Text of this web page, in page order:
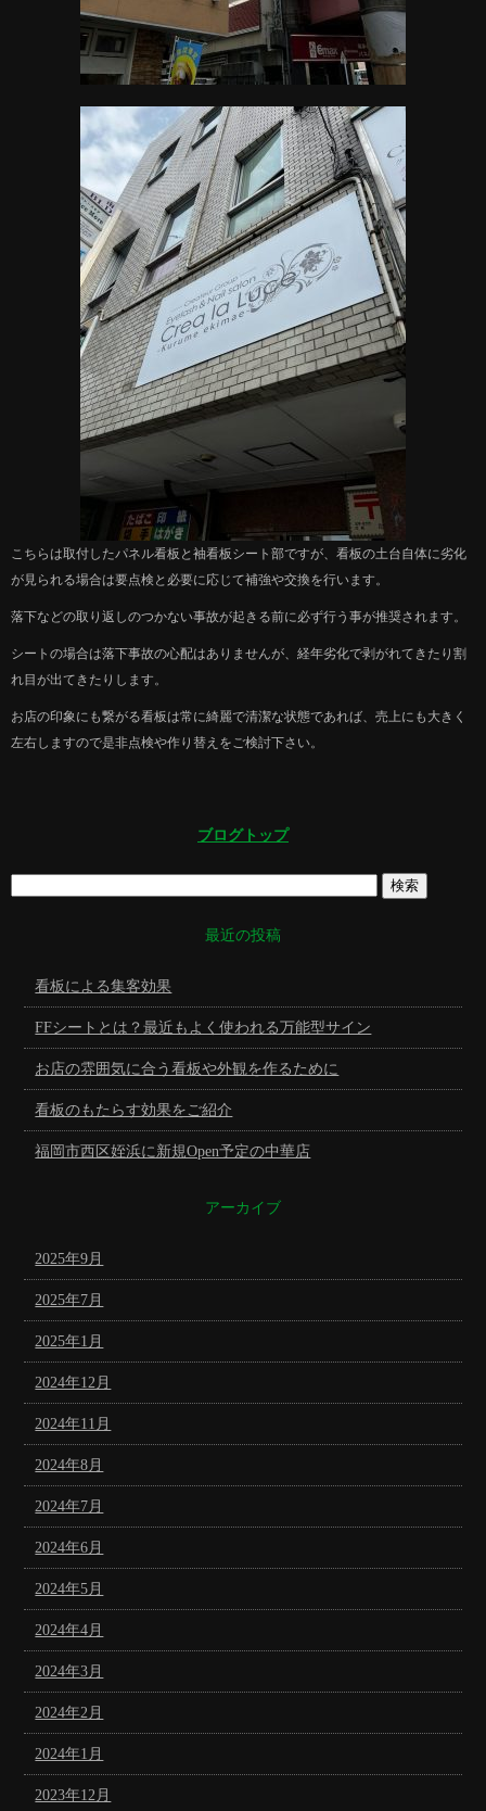
こちらは取付したパネル看板と袖看板シート部ですが、看板の土台自体に劣化
が見られる場合は要点検と必要に応じて補強や交換を行います。
落下などの取り返しのつかない事故が起きる前に必ず行う事が推奨されます。
シートの場合は落下事故の心配はありませんが、経年劣化で剥がれてきたり割
れ目が出てきたりします。
お店の印象にも繋がる看板は常に綺麗で清潔な状態であれば、売上にも大きく
左右しますので是非点検や作り替えをご検討下さい。
ブログトップ
最近の投稿
看板による集客効果
FFシートとは？最近もよく使われる万能型サイン
お店の雰囲気に合う看板や外観を作るために
看板のもたらす効果をご紹介
福岡市西区姪浜に新規Open予定の中華店
アーカイブ
2025年9月
2025年7月
2025年1月
2024年12月
2024年11月
2024年8月
2024年7月
2024年6月
2024年5月
2024年4月
2024年3月
2024年2月
2024年1月
2023年12月